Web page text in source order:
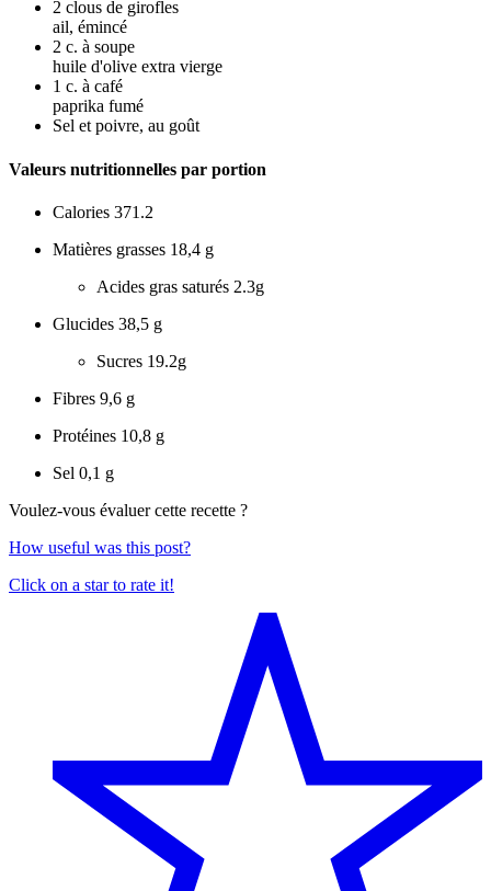
2 clous de girofles
ail, émincé
2 c. à soupe
huile d'olive extra vierge
1 c. à café
paprika fumé
Sel et poivre, au goût
Valeurs nutritionnelles par portion
Calories 371.2
Matières grasses 18,4 g
Acides gras saturés 2.3g
Glucides 38,5 g
Sucres 19.2g
Fibres 9,6 g
Protéines 10,8 g
Sel 0,1 g
Voulez-vous évaluer cette recette ?
How useful was this post?
Click on a star to rate it!